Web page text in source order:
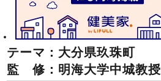
テーマ：大分県玖珠町
監 修：明海大学中城教授